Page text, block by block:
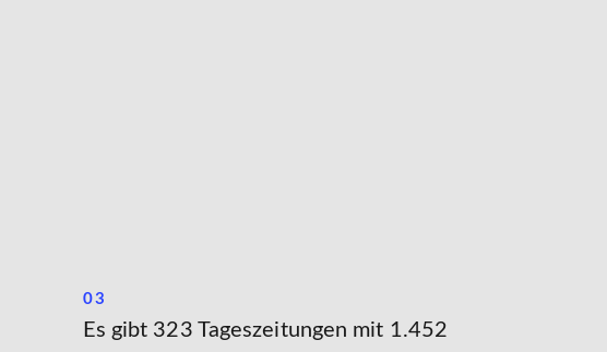
03
Es gibt 323 Tageszeitungen mit 1.452